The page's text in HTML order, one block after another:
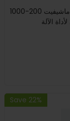
ماشيفيت 200-1000mm إطار الألمنيوم المؤازر 2080 بتصميم فتحة V
Save 22%